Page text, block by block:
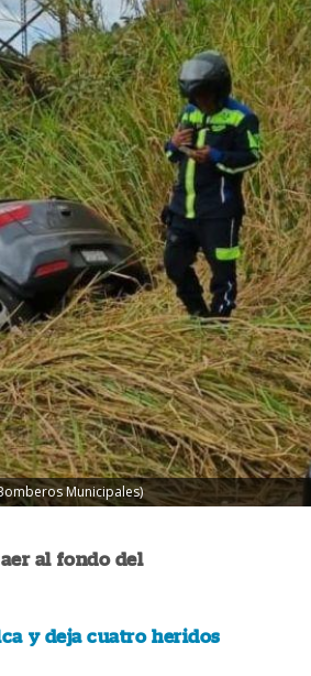
Municipales)
al fondo del
y deja cuatro heridos